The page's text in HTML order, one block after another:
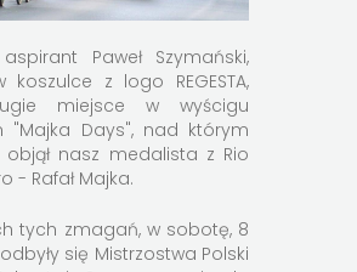
aspirant Paweł Szymański,
z logo REGESTA,
miejsce w wyścigu
"Majka Days", nad którym
nasz medalista z Rio
- Rafał Majka.
tych zmagań, w sobotę, 8
się Mistrzostwa Polski